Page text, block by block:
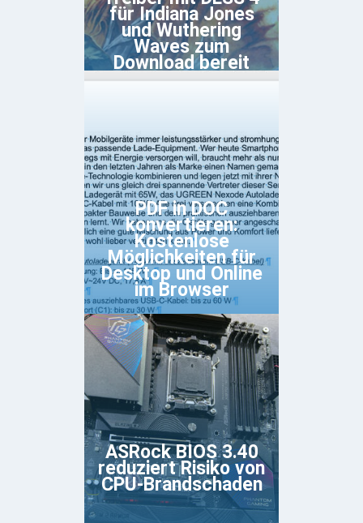
für Indiana Jones
und Wuthering
Waves zum
Download bereit
PDF in DOC
konvertieren:
Kostenlose
Möglichkeiten für
Desktop und Online
im Browser
ASRock BIOS 3.40
reduziert Risiko von
CPU-Brandschaden